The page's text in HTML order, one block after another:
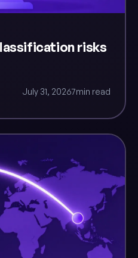
risks
July 31, 20267min read